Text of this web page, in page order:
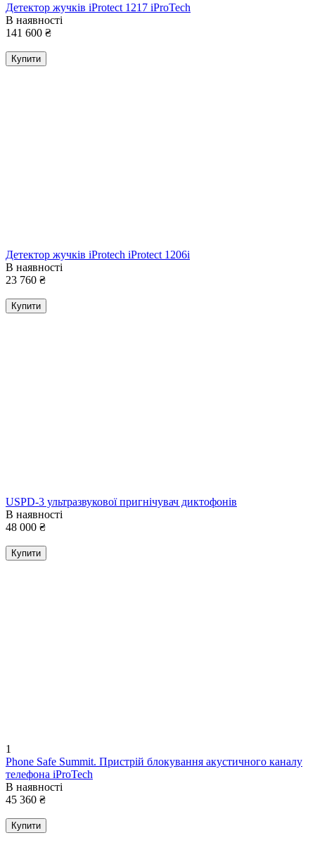
Детектор жучків iProtect 1217 iProTech
В наявності
141 600 ₴
Купити
Детектор жучків iProtech iProtect 1206i
В наявності
23 760 ₴
Купити
USPD-3 ультразвукової пригнічувач диктофонів
В наявності
48 000 ₴
Купити
1
Phone Safe Summit. Пристрій блокування акустичного каналу
телефона iProTech
В наявності
45 360 ₴
Купити